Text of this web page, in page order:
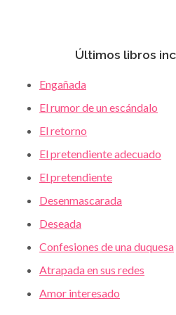
Últimos libros
Engañada
El rumor de un escándalo
El retorno
El pretendiente adecuado
El pretendiente
Desenmascarada
Deseada
Confesiones de una duquesa
Atrapada en sus redes
Amor interesado